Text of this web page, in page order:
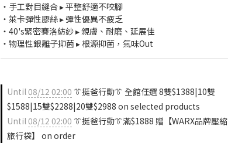
・手工對目縫合 ▸ 平整舒適不咬腳
・萊卡彈性膠絲 ▸ 彈性優異不疲乏
・40's緊密賽洛紡紗 ▸ 親膚、耐磨、延展佳
・物理性銀離子抑菌 ▸ 根源抑菌，氣味Out
Until08/12 02:00 👔挺爸行動👔 全館任選 8雙$1388|10雙
$1588|15雙$2288|20雙$2988 on selected products
Until08/12 02:00 👔挺爸行動👔滿$1888 贈【WARX品牌壓縮
旅行袋】 on order